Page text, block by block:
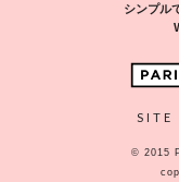
シンプル
SITE
© 2015